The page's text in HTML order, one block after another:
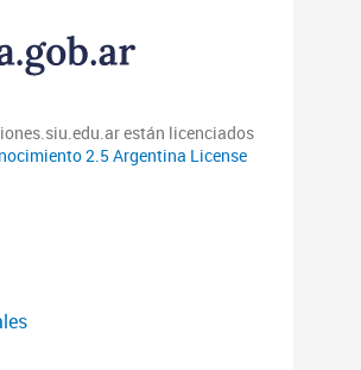
están licenciados
2.5 Argentina License